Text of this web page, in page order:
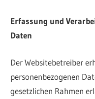
Erfassung und
Daten
Der Websitebetreiber
personenbezogenen
gesetzlichen Rahmen